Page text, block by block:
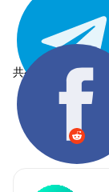
共有する: